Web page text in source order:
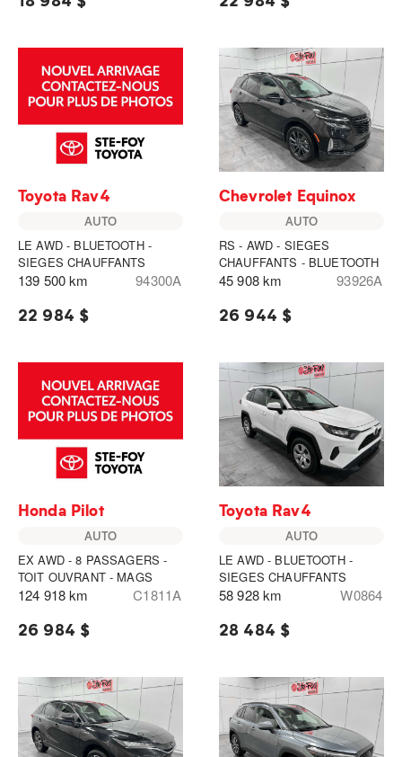
Toyota Rav4
AUTO
LE AWD - BLUETOOTH -
SIEGES CHAUFFANTS
139 500 km 94300A
22 984 $
Chevrolet Equinox
AUTO
RS - AWD - SIEGES
CHAUFFANTS - BLUETOOTH
45 908 km 93926A
26 944 $
Honda Pilot
AUTO
EX AWD - 8 PASSAGERS -
TOIT OUVRANT - MAGS
124 918 km C1811A
26 984 $
Toyota Rav4
AUTO
LE AWD - BLUETOOTH -
SIEGES CHAUFFANTS
58 928 km W0864
28 484 $